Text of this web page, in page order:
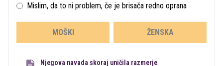
Mislim, da to ni problem, če je brisača redno oprana
MOŠKI ŽENSKA
Njegova navada skoraj uničila razmerje